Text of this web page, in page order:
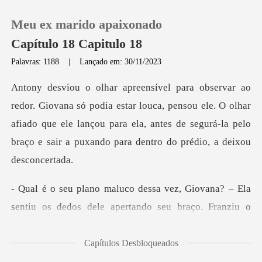
0
Sair
Meu ex marido apaixonado
Capítulo 18 Capitulo 18
Palavras: 1188 |Lançado em: 30/11/2023
tar louca, pensou ele. O olhar
afiado que ele lançou para ela, antes de segurá
Giovana? – Ela
sentiu os dedos dele a
Capítulos Desbloqueados